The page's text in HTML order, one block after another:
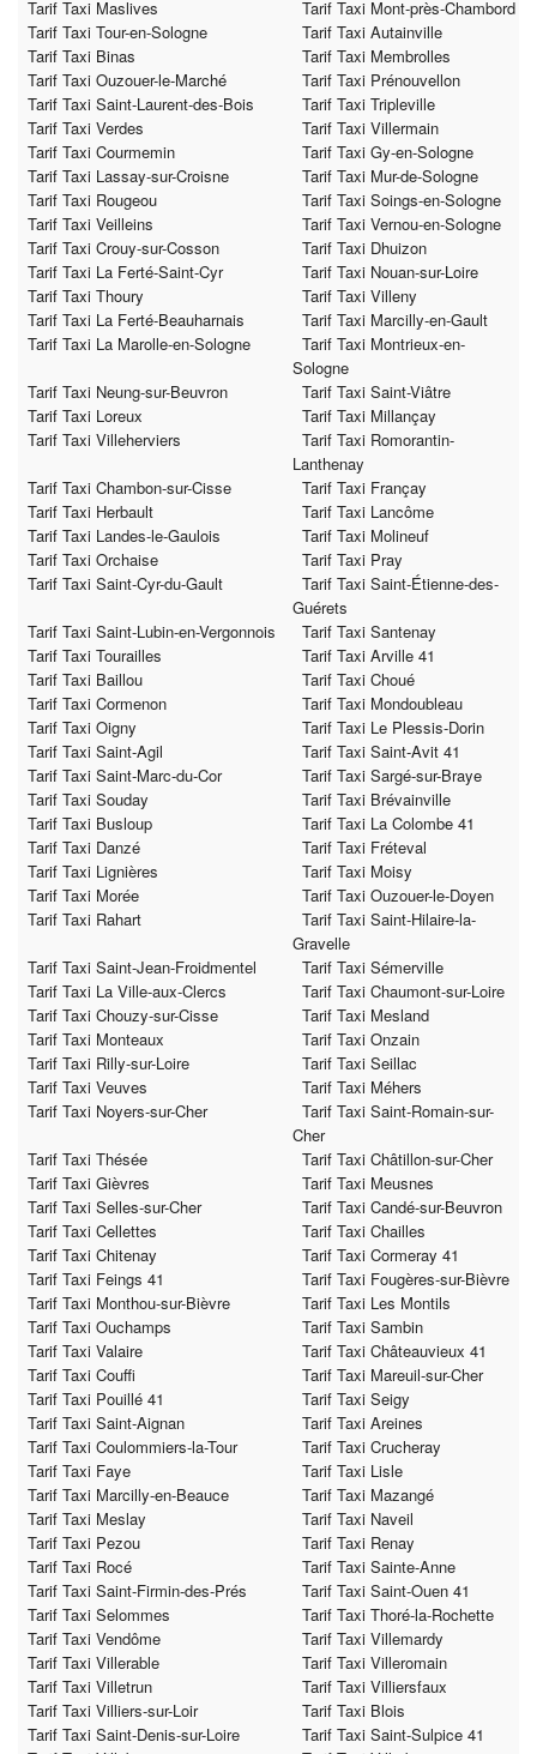
Tarif Taxi Maslives
Tarif Taxi Mont-près-Chambord
Tarif Taxi Tour-en-Sologne
Tarif Taxi Autainville
Tarif Taxi Binas
Tarif Taxi Membrolles
Tarif Taxi Ouzouer-le-Marché
Tarif Taxi Prénouvellon
Tarif Taxi Saint-Laurent-des-Bois
Tarif Taxi Tripleville
Tarif Taxi Verdes
Tarif Taxi Villermain
Tarif Taxi Courmemin
Tarif Taxi Gy-en-Sologne
Tarif Taxi Lassay-sur-Croisne
Tarif Taxi Mur-de-Sologne
Tarif Taxi Rougeou
Tarif Taxi Soings-en-Sologne
Tarif Taxi Veilleins
Tarif Taxi Vernou-en-Sologne
Tarif Taxi Crouy-sur-Cosson
Tarif Taxi Dhuizon
Tarif Taxi La Ferté-Saint-Cyr
Tarif Taxi Nouan-sur-Loire
Tarif Taxi Thoury
Tarif Taxi Villeny
Tarif Taxi La Ferté-Beauharnais
Tarif Taxi Marcilly-en-Gault
Tarif Taxi La Marolle-en-Sologne
Tarif Taxi Montrieux-en-
Sologne
Tarif Taxi Neung-sur-Beuvron
Tarif Taxi Saint-Viâtre
Tarif Taxi Loreux
Tarif Taxi Millançay
Tarif Taxi Villeherviers
Tarif Taxi Romorantin-
Lanthenay
Tarif Taxi Chambon-sur-Cisse
Tarif Taxi Françay
Tarif Taxi Herbault
Tarif Taxi Lancôme
Tarif Taxi Landes-le-Gaulois
Tarif Taxi Molineuf
Tarif Taxi Orchaise
Tarif Taxi Pray
Tarif Taxi Saint-Cyr-du-Gault
Tarif Taxi Saint-Étienne-des-
Guérets
Tarif Taxi Saint-Lubin-en-Vergonnois
Tarif Taxi Santenay
Tarif Taxi Tourailles
Tarif Taxi Arville 41
Tarif Taxi Baillou
Tarif Taxi Choué
Tarif Taxi Cormenon
Tarif Taxi Mondoubleau
Tarif Taxi Oigny
Tarif Taxi Le Plessis-Dorin
Tarif Taxi Saint-Agil
Tarif Taxi Saint-Avit 41
Tarif Taxi Saint-Marc-du-Cor
Tarif Taxi Sargé-sur-Braye
Tarif Taxi Souday
Tarif Taxi Brévainville
Tarif Taxi Busloup
Tarif Taxi La Colombe 41
Tarif Taxi Danzé
Tarif Taxi Fréteval
Tarif Taxi Lignières
Tarif Taxi Moisy
Tarif Taxi Morée
Tarif Taxi Ouzouer-le-Doyen
Tarif Taxi Rahart
Tarif Taxi Saint-Hilaire-la-
Gravelle
Tarif Taxi Saint-Jean-Froidmentel
Tarif Taxi Sémerville
Tarif Taxi La Ville-aux-Clercs
Tarif Taxi Chaumont-sur-Loire
Tarif Taxi Chouzy-sur-Cisse
Tarif Taxi Mesland
Tarif Taxi Monteaux
Tarif Taxi Onzain
Tarif Taxi Rilly-sur-Loire
Tarif Taxi Seillac
Tarif Taxi Veuves
Tarif Taxi Méhers
Tarif Taxi Noyers-sur-Cher
Tarif Taxi Saint-Romain-sur-
Cher
Tarif Taxi Thésée
Tarif Taxi Châtillon-sur-Cher
Tarif Taxi Gièvres
Tarif Taxi Meusnes
Tarif Taxi Selles-sur-Cher
Tarif Taxi Candé-sur-Beuvron
Tarif Taxi Cellettes
Tarif Taxi Chailles
Tarif Taxi Chitenay
Tarif Taxi Cormeray 41
Tarif Taxi Feings 41
Tarif Taxi Fougères-sur-Bièvre
Tarif Taxi Monthou-sur-Bièvre
Tarif Taxi Les Montils
Tarif Taxi Ouchamps
Tarif Taxi Sambin
Tarif Taxi Valaire
Tarif Taxi Châteauvieux 41
Tarif Taxi Couffi
Tarif Taxi Mareuil-sur-Cher
Tarif Taxi Pouillé 41
Tarif Taxi Seigy
Tarif Taxi Saint-Aignan
Tarif Taxi Areines
Tarif Taxi Coulommiers-la-Tour
Tarif Taxi Crucheray
Tarif Taxi Faye
Tarif Taxi Lisle
Tarif Taxi Marcilly-en-Beauce
Tarif Taxi Mazangé
Tarif Taxi Meslay
Tarif Taxi Naveil
Tarif Taxi Pezou
Tarif Taxi Renay
Tarif Taxi Rocé
Tarif Taxi Sainte-Anne
Tarif Taxi Saint-Firmin-des-Prés
Tarif Taxi Saint-Ouen 41
Tarif Taxi Selommes
Tarif Taxi Thoré-la-Rochette
Tarif Taxi Vendôme
Tarif Taxi Villemardy
Tarif Taxi Villerable
Tarif Taxi Villeromain
Tarif Taxi Villetrun
Tarif Taxi Villiersfaux
Tarif Taxi Villiers-sur-Loir
Tarif Taxi Blois
Tarif Taxi Saint-Denis-sur-Loire
Tarif Taxi Saint-Sulpice 41